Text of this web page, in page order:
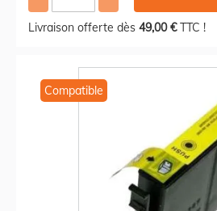
Livraison offerte dès 49,00 €TTC !
Compatible